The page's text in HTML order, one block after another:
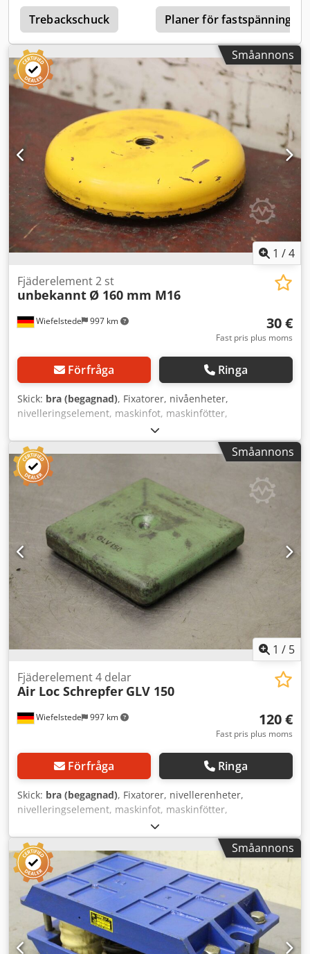
kg/styck
Trebackschuck Planer för fastspänning
Småannons
1 /4
Wiefelstede 997 km
Fjäderelement 2 st
unbekannt Ø 160 mm M16
30 €
Fast pris plus moms
Förfråga Ringa
Skick: bra (begagnad), Fixatorer, nivåenheter,
nivelleringselement, maskinfot, maskinfötter,
nivelleringstassar, maskinfundament, nivelleringstass,
kilskotass, maskinstöd, nivelleringfot, fjäderelement -
Fjäderelement: 2 stycken, för verktygsmaskiner och
anläggningar - Fjäderelement: Ø 160 mm - Monteringshål:
M16 - Pris/leverans: komplett - Mått: Ø 160 x 38 mm
Dksdsv Rmkfspfx Ahkor - Vikt: 2,3 kg/st
Småannons
1 / 5
Wiefelstede 997 km
Fjäderelement 4 delar
Air Loc Schrepfer GLV 150
120 €
Fast pris plus moms
Förfråga Ringa
Skick: bra (begagnad), Fixatorer, nivellerenheter,
nivelleringselement, maskinfot, maskinfötter,
nivelleringstassar, maskinfundament, nivelleringstass,
kilskor, maskinstöd, nivelleringsfot, fjäderelement -
Tillverkare: Air Loc Schrepfer, 4 stycken
nivelleringselement för verktygsmaskiner och anläggningar
Dkjdpfofzlvmsx Ahker -Typ: GLV 150 -Bygghöjd: 32 mm -
Pris: komplett -Mått per styck: 140/140/H32 mm -Vikt: 2,5
kg/styck
Småannons